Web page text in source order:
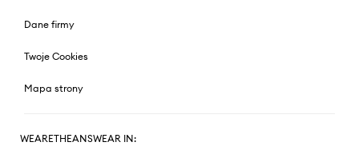
Dane firmy
Twoje Cookies
Mapa strony
WEARETHEANSWEAR IN: